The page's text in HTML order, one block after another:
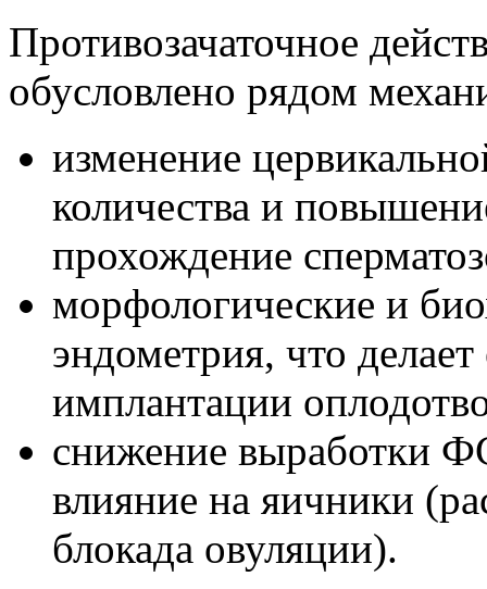
Противозачаточное
обусловлено рядом
изменение
количества и
прохождение
морфологические и
эндометрия, что
имплантации
снижение выработки
влияние на яичники
блокада овуляции).